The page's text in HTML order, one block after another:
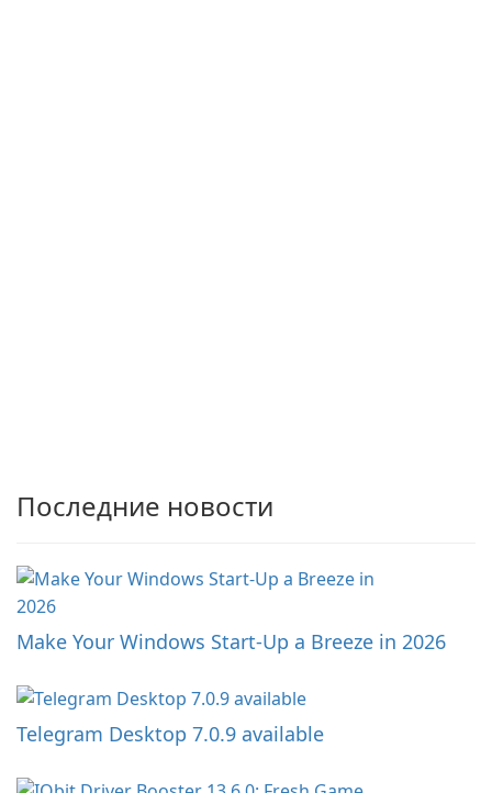
Последние новости
Make Your Windows Start-Up a Breeze in 2026
Telegram Desktop 7.0.9 available